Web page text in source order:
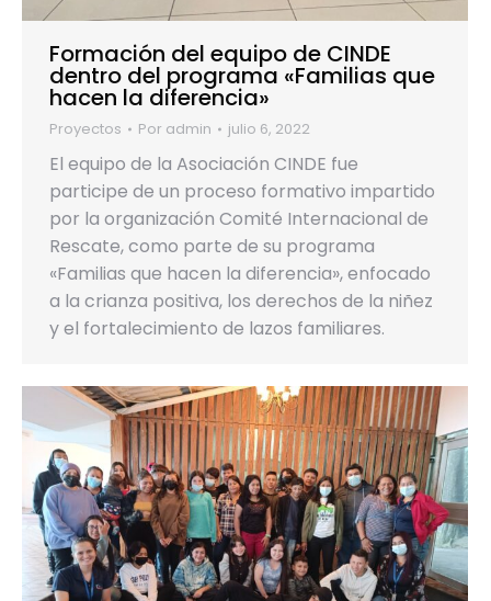
Formación del equipo de CINDE
dentro del programa «Familias que
hacen la diferencia»
Proyectos Por admin julio 6, 2022
El equipo de la Asociación CINDE fue
participe de un proceso formativo impartido
por la organización Comité Internacional de
Rescate, como parte de su programa
«Familias que hacen la diferencia», enfocado
a la crianza positiva, los derechos de la niñez
y el fortalecimiento de lazos familiares.